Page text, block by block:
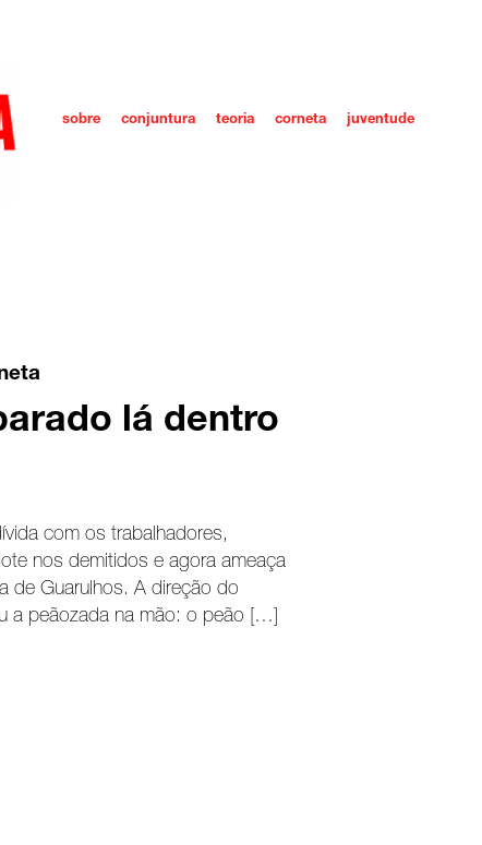
sobre conjuntura teoria corneta juventude
lá dentro
com os trabalhadores,
nos demitidos e agora ameaça
de Guarulhos. A direção do
a peãozada na mão: o peão […]